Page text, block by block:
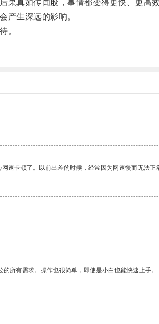
真如传闻般，事情都变得更快、更高效
生深远的影响。
。
卡顿了。以前出差的时候，经常因为网速慢而无法正
所有需求。操作也很简单，即使是小白也能快速上手。